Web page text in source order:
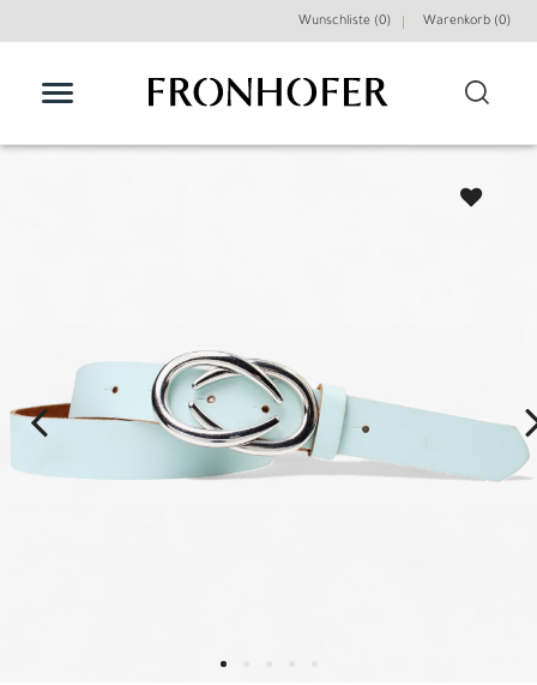
Wunschliste (0) Warenkorb (0)